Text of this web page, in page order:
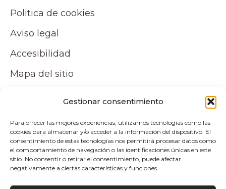
Gestionar consentimiento
Para ofrecer las mejores experiencias, utilizamos tecnologías como las
cookies para almacenar y/o acceder a la información del dispositivo. El
consentimiento de estas tecnologías nos permitirá procesar datos como
el comportamiento de navegación o las identificaciones únicas en este
sitio. No consentir o retirar el consentimiento, puede afectar
negativamente a ciertas características y funciones.
Politica de cookies
Aviso legal
Accesibilidad
Mapa del sitio
Tu cuenta
Mi cuenta
Carrito